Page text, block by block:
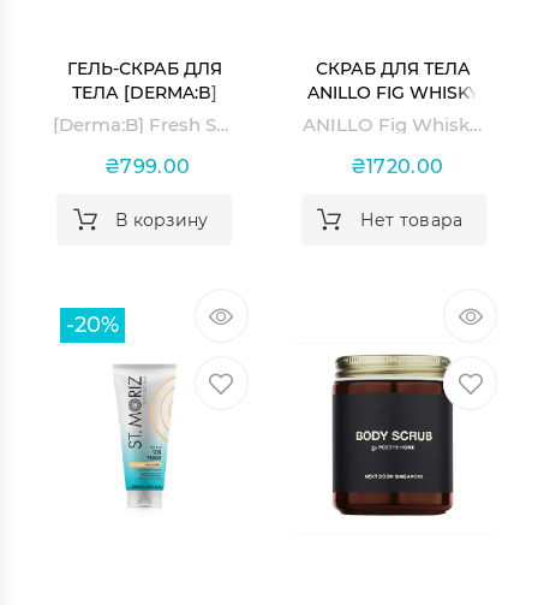
ГЕЛЬ-СКРАБ ДЛЯ
ТЕЛА [DERMA:B]
FRESH SCRUB BODY
WASH
[Derma:B] Fresh Scrub Body Wash
₴799.00
В корзину
СКРАБ ДЛЯ ТЕЛА
ANILLO FIG WHISKY
BODY SCRUB
ANILLO Fig Whisky Body Scrub
₴1720.00
Нет товара
-20%